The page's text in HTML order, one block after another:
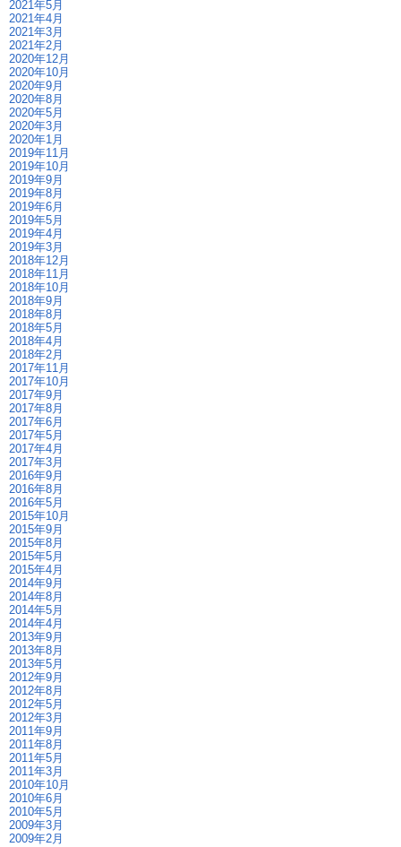
2021年5月
2021年4月
2021年3月
2021年2月
2020年12月
2020年10月
2020年9月
2020年8月
2020年5月
2020年3月
2020年1月
2019年11月
2019年10月
2019年9月
2019年8月
2019年6月
2019年5月
2019年4月
2019年3月
2018年12月
2018年11月
2018年10月
2018年9月
2018年8月
2018年5月
2018年4月
2018年2月
2017年11月
2017年10月
2017年9月
2017年8月
2017年6月
2017年5月
2017年4月
2017年3月
2016年9月
2016年8月
2016年5月
2015年10月
2015年9月
2015年8月
2015年5月
2015年4月
2014年9月
2014年8月
2014年5月
2014年4月
2013年9月
2013年8月
2013年5月
2012年9月
2012年8月
2012年5月
2012年3月
2011年9月
2011年8月
2011年5月
2011年3月
2010年10月
2010年6月
2010年5月
2009年3月
2009年2月